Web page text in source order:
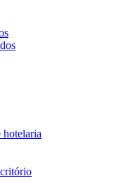
hotelaria